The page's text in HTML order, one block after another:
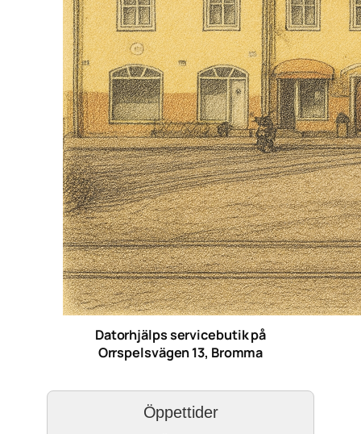
Datorhjälps servicebutik på
Orrspelsvägen 13, Bromma
Öppettider